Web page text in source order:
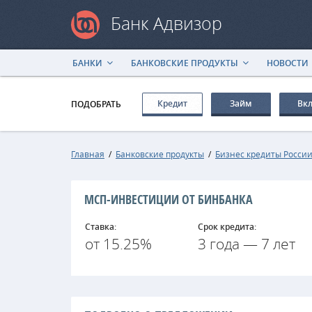
Банк Адвизор
БАНКИ БАНКОВСКИЕ ПРОДУКТЫ НОВОСТИ
ПОДОБРАТЬ Кредит Займ
Главная / Банковские продукты / Бизнес кредиты России
МСП-ИНВЕСТИЦИИ ОТ БИНБАНКА
Ставка:
от 15.25%
Срок кредита:
3 года — 7 лет